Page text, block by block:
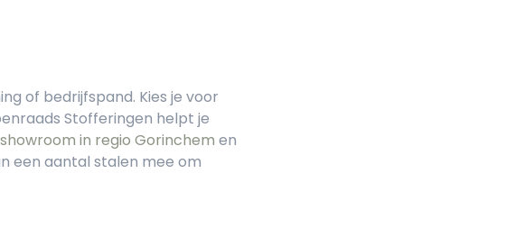
of bedrijfspand. Kies je voor
Stofferingen helpt je
showroom in regio Gorinchem en
een aantal stalen mee om